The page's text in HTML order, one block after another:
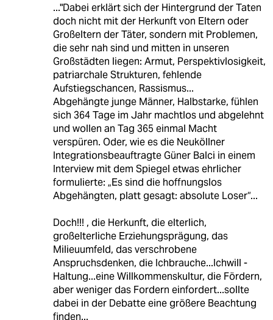
..."Dabei erklärt sich der Hintergrund der Taten
doch nicht mit der Herkunft von Eltern oder
Großeltern der Täter, sondern mit Problemen,
die sehr nah sind und mitten in unseren
Großstädten liegen: Armut, Perspektivlosigkeit,
patriarchale Strukturen, fehlende
Aufstiegschancen, Rassismus...
Abgehängte junge Männer, Halbstarke, fühlen
sich 364 Tage im Jahr machtlos und abgelehnt
und wollen an Tag 365 einmal Macht
verspüren. Oder, wie es die Neuköllner
Integrationsbeauftragte Güner Balci in einem
Interview mit dem Spiegel etwas ehrlicher
formulierte: „Es sind die hoffnungslos
Abgehängten, platt gesagt: absolute Loser“...
Doch!!! , die Herkunft, die elterlich,
großelterliche Erziehungsprägung, das
Milieuumfeld, das verschrobene
Anspruchsdenken, die Ichbrauche...Ichwill -
Haltung...eine Willkommenskultur, die Fördern,
aber weniger das Fordern einfordert...sollte
dabei in der Debatte eine größere Beachtung
finden...